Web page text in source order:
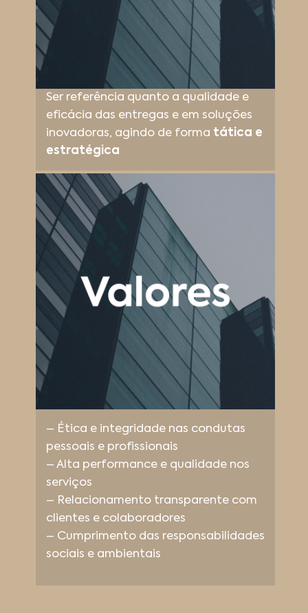
Ser referência quanto a qualidade e
eficácia das entregas e em soluções
inovadoras, agindo de forma tática e
estratégica
– Ética e integridade nas condutas
pessoais e profissionais
– Alta performance e qualidade nos
serviços
– Relacionamento transparente com
clientes e colaboradores
– Cumprimento das responsabilidades
sociais e ambientais